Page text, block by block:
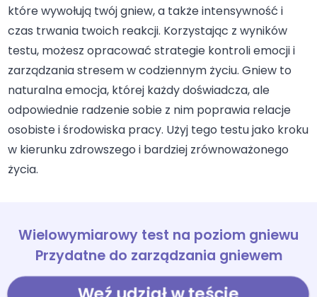
które wywołują twój gniew, a także intensywność i
czas trwania twoich reakcji. Korzystając z wyników
testu, możesz opracować strategie kontroli emocji i
zarządzania stresem w codziennym życiu. Gniew to
naturalna emocja, której każdy doświadcza, ale
odpowiednie radzenie sobie z nim poprawia relacje
osobiste i środowiska pracy. Użyj tego testu jako kroku
w kierunku zdrowszego i bardziej zrównoważonego
życia.
Wielowymiarowy test na poziom gniewu
Przydatne do zarządzania gniewem